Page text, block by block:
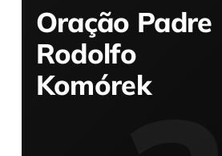
Oração Padre
Rodolfo
Komórek